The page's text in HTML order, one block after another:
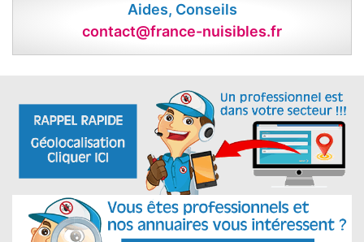
Aides, Conseils
contact@france-nuisibles.fr